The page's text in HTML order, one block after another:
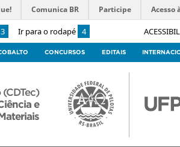
3 Ir para o rodapé 4
Comunica BR Participe Acesso
CONCURSOS EDITAIS
e